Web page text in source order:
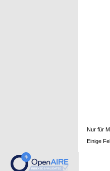
Nur für
Einige